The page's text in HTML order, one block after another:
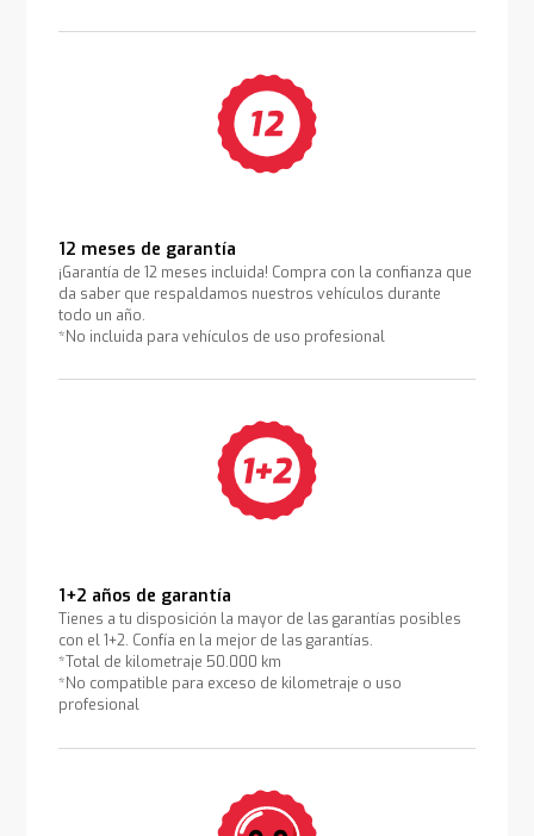
12 meses de garantía
¡Garantía de 12 meses incluida! Compra con la confianza que
da saber que respaldamos nuestros vehículos durante
todo un año.
*No incluida para vehículos de uso profesional
1+2 años de garantía
Tienes a tu disposición la mayor de las garantías posibles
con el 1+2. Confía en la mejor de las garantías.
*Total de kilometraje 50.000 km
*No compatible para exceso de kilometraje o uso
profesional